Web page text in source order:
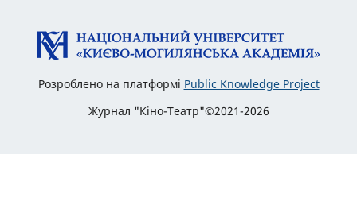
Розроблено на платформі Public Knowledge Project
Журнал "Кіно-Театр"©2021-2026